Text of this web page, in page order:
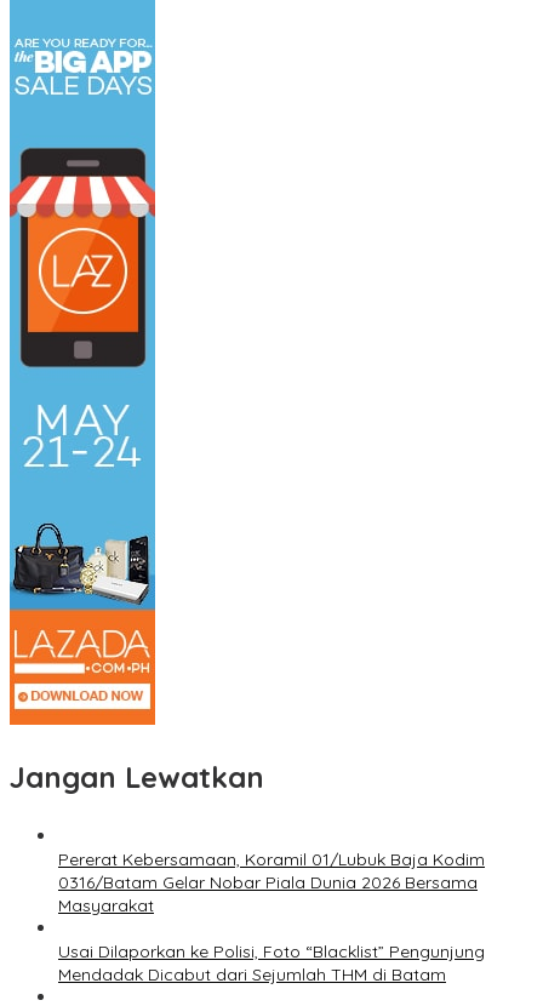
Jangan Lewatkan
Pererat Kebersamaan, Koramil 01/Lubuk Baja Kodim
0316/Batam Gelar Nobar Piala Dunia 2026 Bersama
Masyarakat
Usai Dilaporkan ke Polisi, Foto “Blacklist” Pengunjung
Mendadak Dicabut dari Sejumlah THM di Batam